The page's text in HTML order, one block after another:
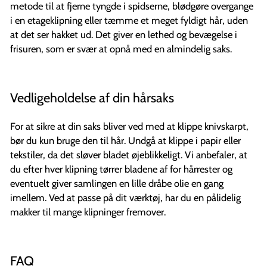
metode til at fjerne tyngde i spidserne, blødgøre overgange
i en etageklipning eller tæmme et meget fyldigt hår, uden
at det ser hakket ud. Det giver en lethed og bevægelse i
frisuren, som er svær at opnå med en almindelig saks.
Vedligeholdelse af din hårsaks
For at sikre at din saks bliver ved med at klippe knivskarpt,
bør du kun bruge den til hår. Undgå at klippe i papir eller
tekstiler, da det sløver bladet øjeblikkeligt. Vi anbefaler, at
du efter hver klipning tørrer bladene af for hårrester og
eventuelt giver samlingen en lille dråbe olie en gang
imellem. Ved at passe på dit værktøj, har du en pålidelig
makker til mange klipninger fremover.
FAQ